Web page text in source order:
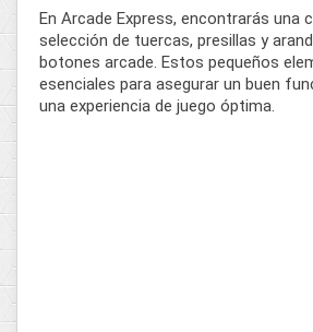
En Arcade Express, encontrarás una
selección de tuercas, presillas y
botones arcade. Estos pequeños
esenciales para asegurar un buen
una experiencia de juego óptima.